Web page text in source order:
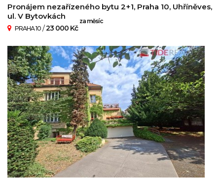
Pronájem nezařízeného bytu 2+1, Praha 10, Uhříněves,
ul. V Bytovkách
PRAHA 10 /23 000 Kč
za měsíc